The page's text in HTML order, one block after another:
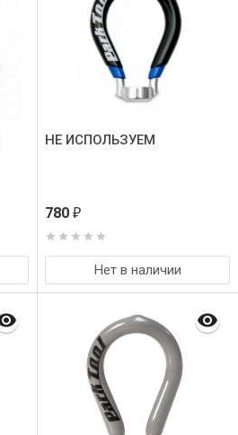
НЕ ИСПОЛЬЗУЕМ
780 ₽
Нет в наличии